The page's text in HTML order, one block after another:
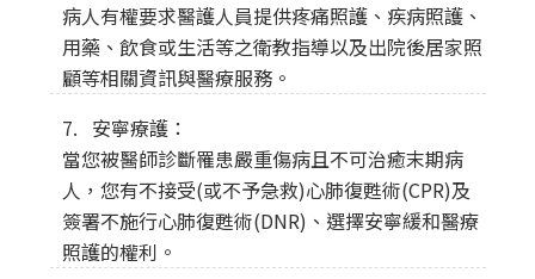
病人有權要求醫護人員提供疼痛照護、疾病照護、
用藥、飲食或生活等之衛教指導以及出院後居家照
顧等相關資訊與醫療服務。
7. 安寧療護：
當您被醫師診斷罹患嚴重傷病且不可治癒末期病
人，您有不接受(或不予急救)心肺復甦術(CPR)及
簽署不施行心肺復甦術(DNR)、選擇安寧緩和醫療
照護的權利。